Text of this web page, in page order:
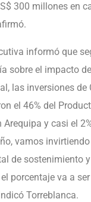
300 millones en
informó que
sobre el impacto
las inversiones de
el 46% del
y casi el
vamos
de sostenimiento
porcentaje va a
Torreblanca.